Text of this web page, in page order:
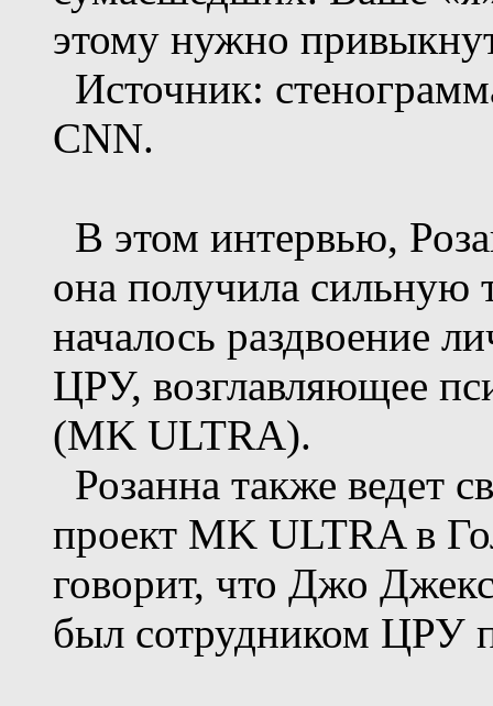
этому нужно
Источник:
CNN.
В этом интервью,
она получила сильную
началось раздвоение
ЦРУ, возглавляющее
(MK ULTRA).
Розанна также ведет
проект MK ULTRA в
говорит, что Джо
был сотрудником ЦРУ